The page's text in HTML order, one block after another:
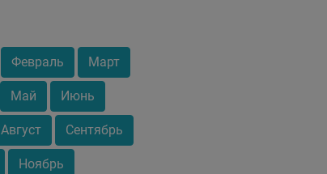
Февраль Март
Май Июнь
Август Сентябрь
Ноябрь